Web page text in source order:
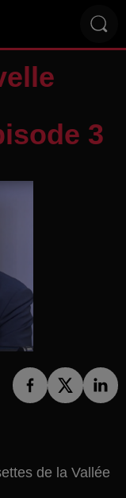
3
de la Vallée